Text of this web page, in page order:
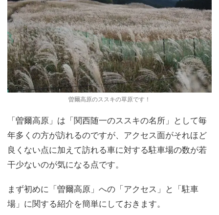
曽爾高原のススキの草原です！
「曽爾高原」は「関西随一のススキの名所」として毎
年多くの方が訪れるのですが、アクセス面がそれほど
良くない点に加えて訪れる車に対する駐車場の数が若
干少ないのが気になる点です。
まず初めに「曽爾高原」への「アクセス」と「駐車
場」に関する紹介を簡単にしておきます。